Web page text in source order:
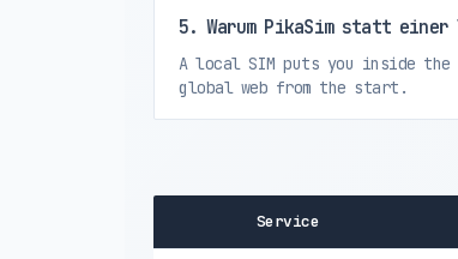
5. Warum PikaSim statt einer
A local SIM puts you inside the
global web from the start.
Service